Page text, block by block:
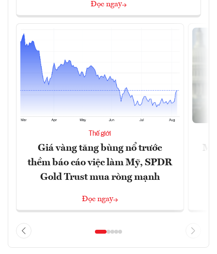
Đọc ngay
Thế giới
Giá vàng tăng bùng nổ trước
thềm báo cáo việc làm Mỹ, SPDR
Gold Trust mua ròng mạnh
Đọc ngay